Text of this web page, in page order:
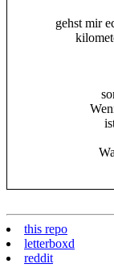
gehst mir
this repo
letterboxd
reddit